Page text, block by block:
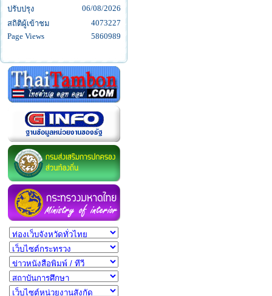
ปรับปรุง
06/08/2026
สถิติผู้เข้าชม
4073227
Page Views
5860989